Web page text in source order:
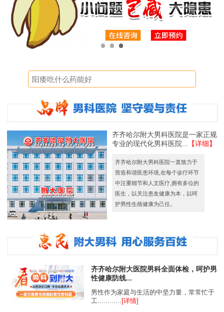
齐齐哈尔附大男科医院是一家正规
专业的现代化男科医院...
【详细】
齐齐哈尔附大男科医院一直致力于
营造和谐医患环境,在每个诊疗环节
中注重细节和人文医疗,拥有多位的
医生，以关注患友健康为本，以呵
护男性生殖健康为己任。
齐齐哈尔附大医院男科全面体检，呵护男
性健康防线...
男性作为家庭与生活的中坚力量，常常忙于
工............ [详情]